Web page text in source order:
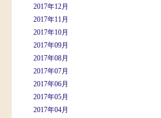
2017年12月
2017年11月
2017年10月
2017年09月
2017年08月
2017年07月
2017年06月
2017年05月
2017年04月